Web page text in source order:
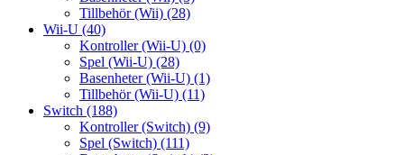
Tillbehör (Wii) (28)
Wii-U (40)
Kontroller (Wii-U) (0)
Spel (Wii-U) (28)
Basenheter (Wii-U) (1)
Tillbehör (Wii-U) (11)
Switch (188)
Kontroller (Switch) (9)
Spel (Switch) (111)